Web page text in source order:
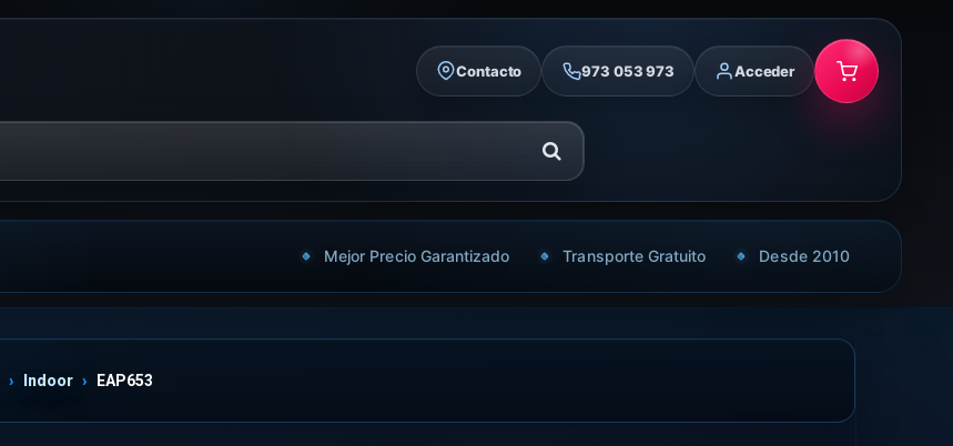
Contacto 973 053 973 Acceder
Mejor Precio Garantizado Transporte Gratuito Desde 2010
Indoor EAP653